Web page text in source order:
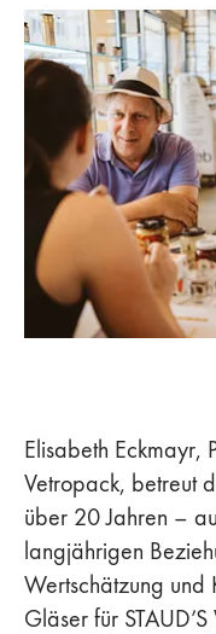
Elisabeth Eckmayr,
Vetropack, betreut
über 20 Jahren –
langjährigen
Wertschätzung und
Gläser für